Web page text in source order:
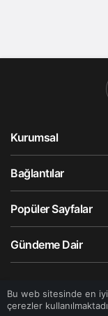
Bu web sitesinde en iyi
çerezler
Kurumsal
Bağlantılar
Popüler Sayfalar
Gündeme Dair
© Telif Hakkı 2026,